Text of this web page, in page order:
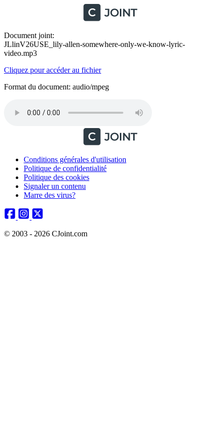
Document joint:
JLlinV26USE_lily-allen-somewhere-only-we-know-lyric-
video.mp3
Cliquez pour accéder au fichier
Format du document: audio/mpeg
Conditions générales d'utilisation
Politique de confidentialité
Politique des cookies
Signaler un contenu
Marre des virus?
© 2003 - 2026 CJoint.com